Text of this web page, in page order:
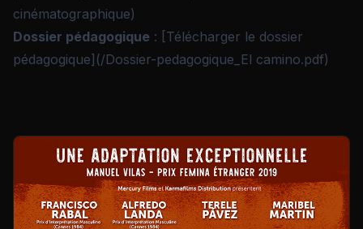
cinématographique)
Dossier pédagogique : [Télécharger le dossier
pédagogique](/Dossier-pedagogique_El camino.pdf)